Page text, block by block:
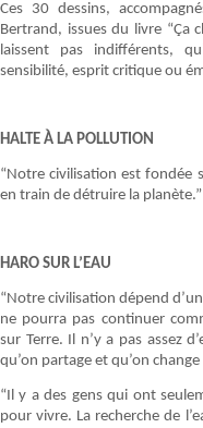
Ces 30 dessins,
Bertrand, issues du livre “Ça
laissent pas indifférents,
sensibilité, esprit critique ou
HALTE À LA POLLUTION
“Notre civilisation est fondée
en train de détruire la planète.”
HARO SUR L’EAU
“Notre civilisation dépend
ne pourra pas continuer
sur Terre. Il n’y a pas assez
qu’on partage et qu’on
“Il y a des gens qui ont
pour vivre. La recherche de